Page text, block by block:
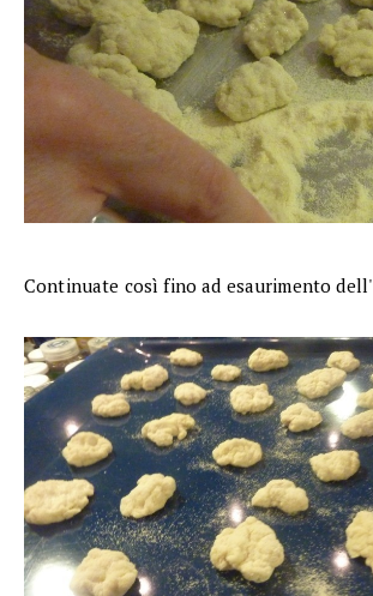
Continuate così fino ad esaurimento